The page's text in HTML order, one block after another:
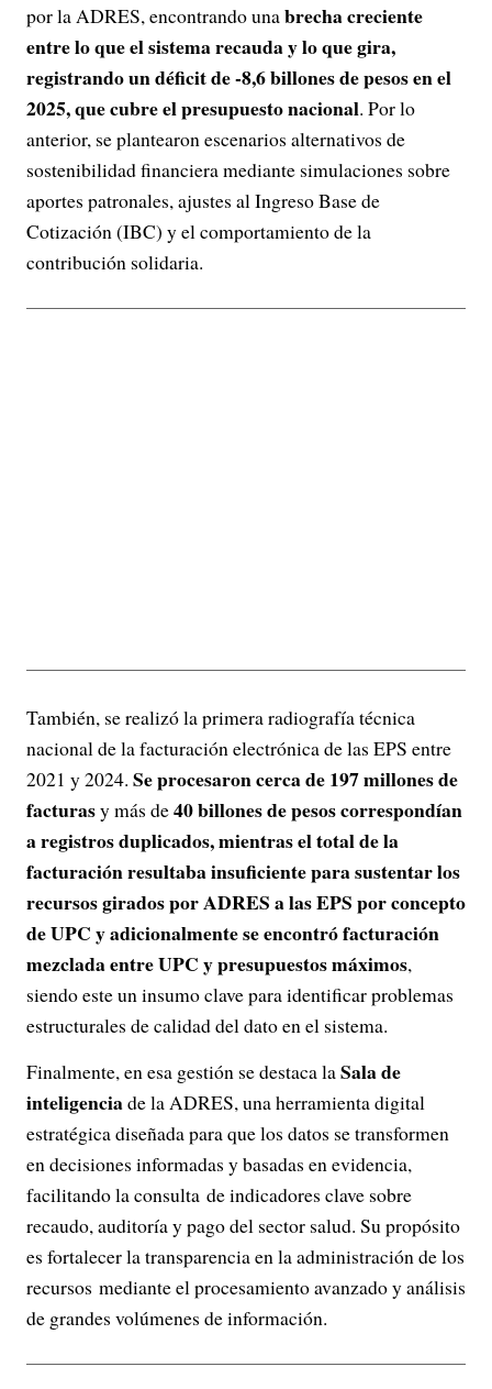
por la ADRES, encontrando unabrecha creciente
entre lo que el sistema recauda y lo que gira,
registrando un déficit de -8,6 billones de pesos en el
2025, que cubre el presupuesto nacional. Por lo
anterior, se plantearon escenarios alternativos de
sostenibilidad financiera mediante simulaciones sobre
aportes patronales, ajustes al Ingreso Base de
Cotización (IBC) y el comportamiento de la
contribución solidaria.
También, se realizó la primera radiografía técnica
nacional de la facturación electrónica de las EPS entre
2021 y 2024. Se procesaron cerca de 197 millones de
facturasy más de40 billones de pesos correspondían
a registros duplicados, mientras el total de la
facturación resultaba insuficiente para sustentar los
recursos girados por ADRES a las EPS por concepto
de UPC y adicionalmente se encontró facturación
mezclada entre UPC y presupuestos máximos,
siendo este un insumo clave para identificar problemas
estructurales de calidad del dato en el sistema.
Finalmente, en esa gestión se destaca laSala de
inteligenciade la ADRES, una herramienta digital
estratégica diseñada para que los datos se transformen
en decisiones informadas y basadas en evidencia,
facilitando la consulta de indicadores clave sobre
recaudo, auditoría y pago del sector salud. Su propósito
es fortalecer la transparencia en la administración de los
recursos mediante el procesamiento avanzado y análisis
de grandes volúmenes de información.